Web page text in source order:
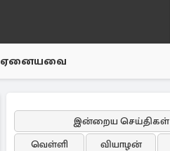
ஏனையவை
இன்றைய செய்திகள்
வெள்ளி
வியாழன்